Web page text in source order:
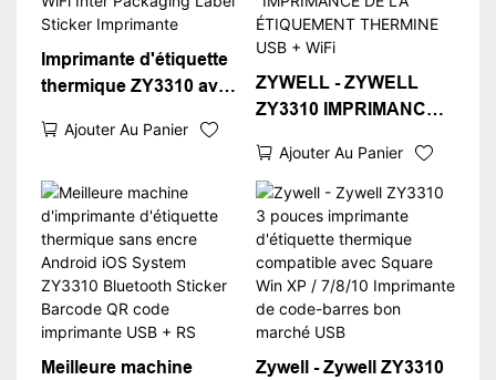
Imprimante d'étiquette
thermique ZY3310 avec
barres d'étiquette de 80
WiFi Inter Packaging
Label Sticker
Imprimante
Ajouter Au Panier
ZYWELL - ZYWELL
ZY3310 IMPRIMANCE
POPULAIRE
IMPRIMANCE
THERMIQUE POS
80MM 3 "IMPRIMANCE
DE LA ÉTIQUEMENT
THERMINE USB + WiFi
Ajouter Au Panier
Meilleure machine
Zywell - Zywell ZY3310